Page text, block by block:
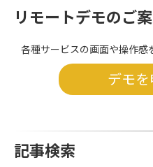
リモートデモのご
各種サービスの画面や操作
デモ
記事検索